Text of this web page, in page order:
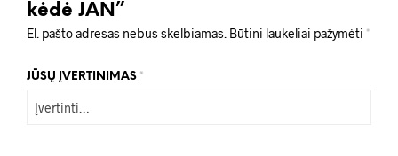
kėdė JAN”
El. pašto adresas nebus skelbiamas. Būtini laukeliai pažymėti *
JŪSŲ ĮVERTINIMAS *